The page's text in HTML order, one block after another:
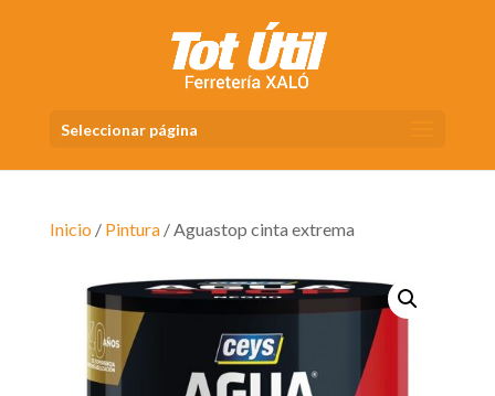
Seleccionar página
Inicio / Pintura/ Aguastop cinta extrema